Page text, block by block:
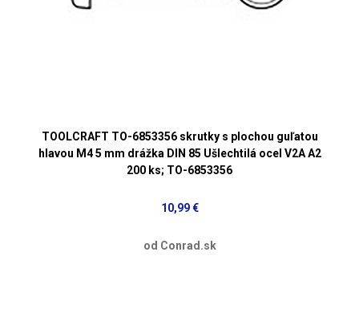
TOOLCRAFT TO-6853356 skrutky s plochou guľatou
hlavou M4 5 mm drážka DIN 85 Ušlechtilá ocel V2A A2
200 ks; TO-6853356
10,99 €
od Conrad.sk